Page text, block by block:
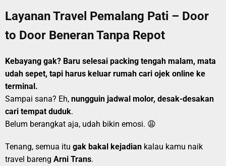
Layanan Travel Pemalang Pati – Door
to Door Beneran Tanpa Repot
Kebayang gak? Baru selesai packing tengah malam, mata
udah sepet, tapi harus keluar rumah cari ojek online ke
terminal.
Sampai sana? Eh, nungguin jadwal molor, desak-desakan
cari tempat duduk.
Belum berangkat aja, udah bikin emosi. 😩
Tenang, semua itu gak bakal kejadian kalau kamu naik
travel bareng Arni Trans.